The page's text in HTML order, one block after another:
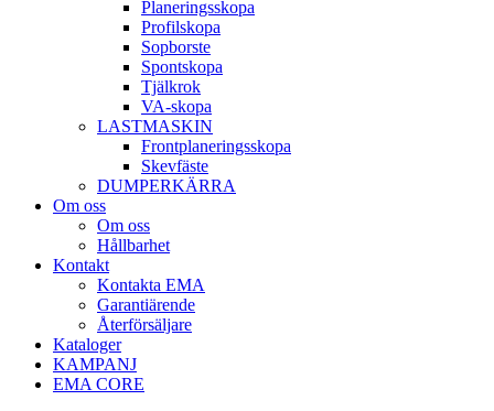
Planerings­skopa
Profil­skopa
Sop­borste
Spont­skopa
Tjäl­krok
VA­-skopa
LAST­MASKIN
Front­planerings­skopa
Skev­fäste
DUMPER­KÄRRA
Om oss
Om oss
Hållbarhet
Kontakt
Kontakta EMA
Garantiärende
Återförsäljare
Kataloger
KAMPANJ
EMA CORE